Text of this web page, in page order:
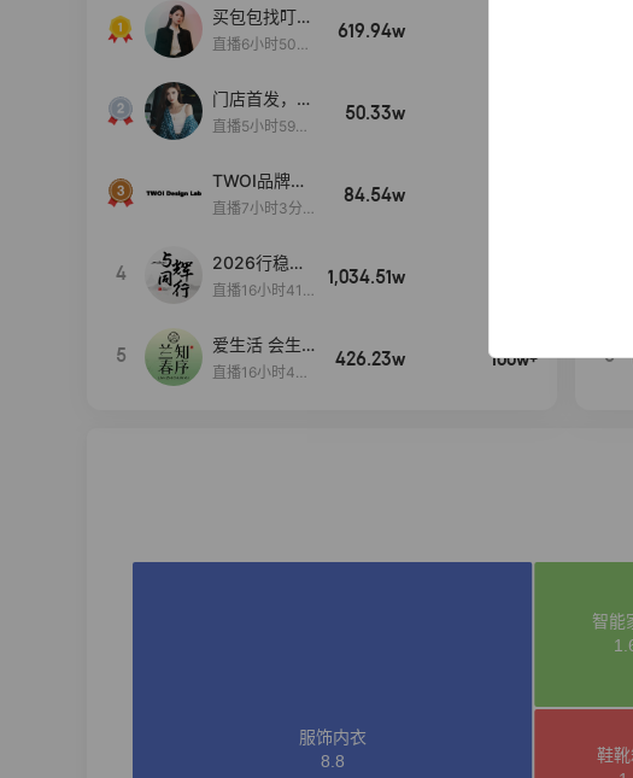
买包包找叮
当,一折购！
直播6小时50分
619.94w
门店首发，秋
款大上新！！
直播5小时59分
50.33w
TWOI品牌直
播间新款上
直播7小时3分5
84.54w
4
2026行稳致
远
直播16小时41
1,034.51w
5
爱生活 会生
活
直播16小时45
426.23w 100w+ 5